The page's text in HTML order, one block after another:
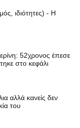
ιδιότητες) - Η
52χρονος έπεσε
στο κεφάλι
αλλά κανείς δεν
του